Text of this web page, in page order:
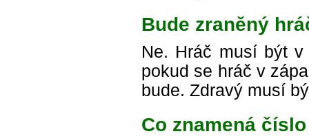
Bude zraněný
Ne. Hráč musí být
pokud se hráč v
bude. Zdravý musí
Co znamená